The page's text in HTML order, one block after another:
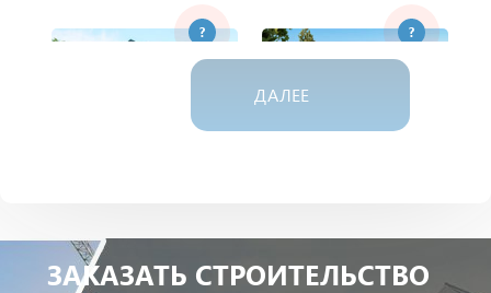
?
Дом из газобетона
?
ДАЛЕЕ
ЗАКАЗАТЬ СТРОИТЕЛЬСТВО